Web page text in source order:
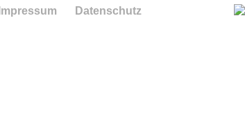
Impressum Datenschutz